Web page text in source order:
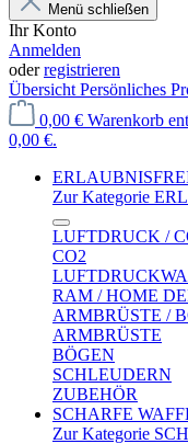
Menü schließen
Ihr Konto
Anmelden
oderregistrieren
Übersicht Persönliches
0,00 € Warenkorb
0,00 €.
Zur Kategorie
LUFTDRUCK /
CO2
RAM / HOME
ARMBRÜSTE /
ARMBRÜSTE
BÖGEN
SCHLEUDERN
ZUBEHÖR
SCHARFE
Zur Kategorie